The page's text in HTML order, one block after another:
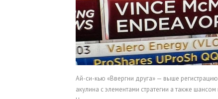
Ай-си-кью «Ввергни друга» — выше
акулина с элементами стратегии а также